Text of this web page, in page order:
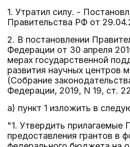
1. Утратил силу. -
Правительства РФ от
2. В постановлении
Федерации от 30 апреля
мерах государственной
развития научных центров
(Собрание
Федерации, 2019, N 19, ст.
а) пункт 1 изложить в
"1. Утвердить прилагаемые
предоставления грантов в